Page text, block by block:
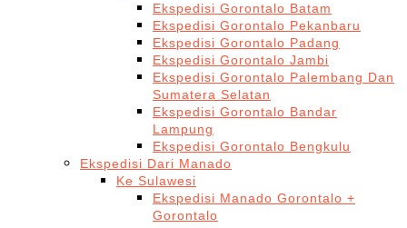
Ekspedisi Gorontalo Batam
Ekspedisi Gorontalo Pekanbaru
Ekspedisi Gorontalo Padang
Ekspedisi Gorontalo Jambi
Ekspedisi Gorontalo Palembang Dan
Sumatera Selatan
Ekspedisi Gorontalo Bandar
Lampung
Ekspedisi Gorontalo Bengkulu
Ekspedisi Dari Manado
Ke Sulawesi
Ekspedisi Manado Gorontalo +
Gorontalo